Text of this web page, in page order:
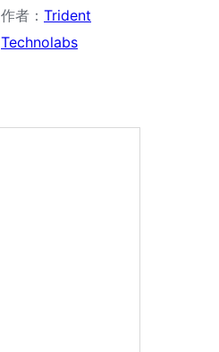
作者： Trident
Technolabs